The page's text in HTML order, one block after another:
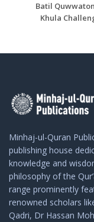
Batil
Khula
Minhaj-ul-Quran
publishing house
knowledge and
philosophy of the
range prominently
renowned scholars
Qadri, Dr Hassan